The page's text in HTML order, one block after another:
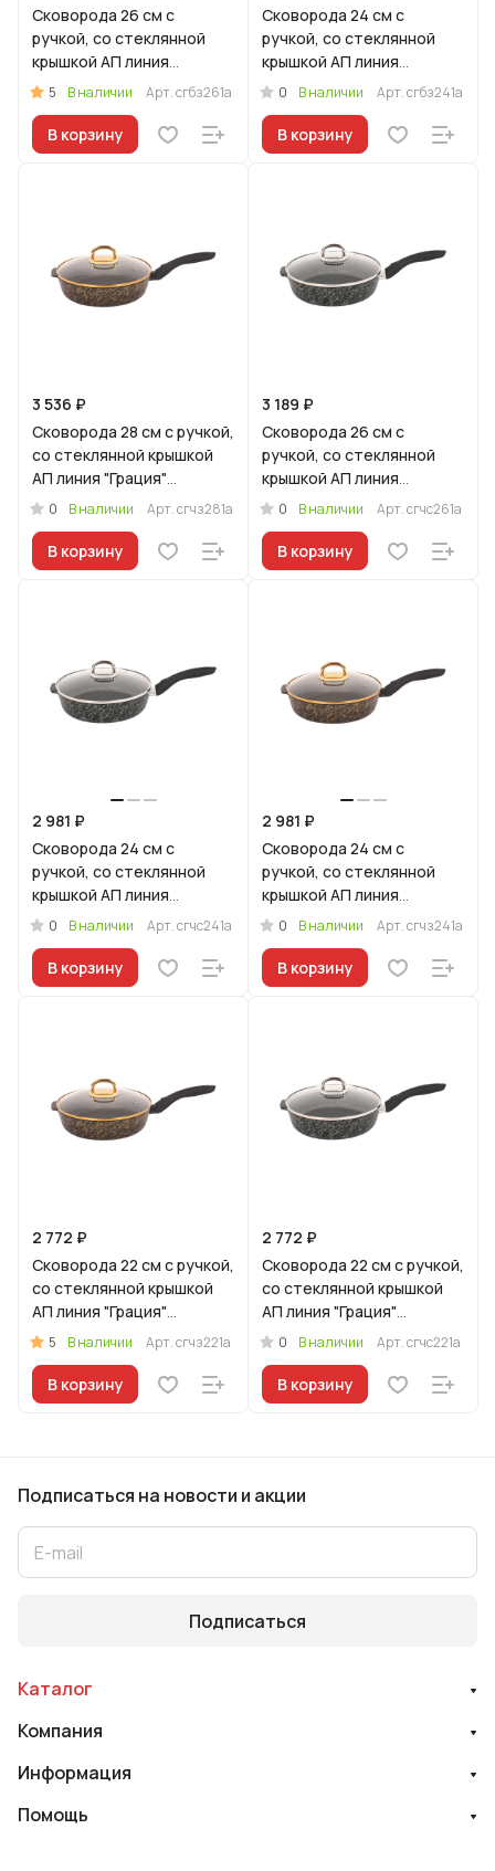
Сковорода 26 см с
ручкой, со стеклянной
крышкой АП линия
"Грация" (белый/золото)
5 В наличии Арт.сгбз261а
В корзину
Сковорода 24 см с
ручкой, со стеклянной
крышкой АП линия
"Грация" (белый/золото)
0 В наличии Арт.сгбз241а
В корзину
3 536 ₽
Сковорода 28 см с ручкой,
со стеклянной крышкой
АП линия "Грация"
(черный/золото)
0 В наличии Арт.сгчз281а
В корзину
3 189 ₽
Сковорода 26 см с
ручкой, со стеклянной
крышкой АП линия
"Грация" (черный/
0 В наличии Арт.сгчс261а
В корзину
2 981 ₽
Сковорода 24 см с
ручкой, со стеклянной
крышкой АП линия
"Грация" (черный/
0 В наличии Арт.сгчс241а
В корзину
2 981 ₽
Сковорода 24 см с
ручкой, со стеклянной
крышкой АП линия
"Грация" (черный/золото)
0 В наличии Арт.сгчз241а
В корзину
2 772 ₽
Сковорода 22 см с ручкой,
со стеклянной крышкой
АП линия "Грация"
(черный/золото)
5 В наличии Арт.сгчз221а
В корзину
2 772 ₽
Сковорода 22 см с ручкой,
со стеклянной крышкой
АП линия "Грация"
(черный/серебро)
0 В наличии Арт.сгчс221а
В корзину
Подписаться на новости и акции
Подписаться
Каталог
Компания
Информация
Помощь